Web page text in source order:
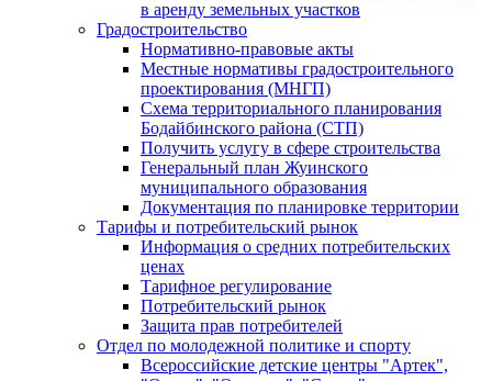
в аренду земельных участков
Градостроительство
Нормативно-правовые акты
Местные нормативы градостроительного
проектирования (МНГП)
Схема территориального планирования
Бодайбинского района (СТП)
Получить услугу в сфере строительства
Генеральный план Жуинского
муниципального образования
Документация по планировке территории
Тарифы и потребительский рынок
Информация о средних потребительских
ценах
Тарифное регулирование
Потребительский рынок
Защита прав потребителей
Отдел по молодежной политике и спорту
Всероссийские детские центры "Артек",